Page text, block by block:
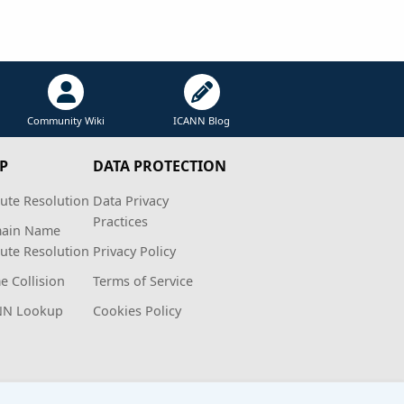
Community Wiki ICANN Blog
Resolution
Name
Resolution
Collision
Lookup
DATA PROTECTION
Data Privacy
Practices
Privacy Policy
Terms of Service
Cookies Policy